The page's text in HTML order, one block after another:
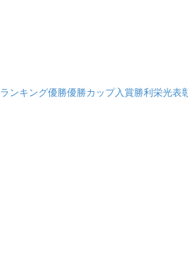
ランキング優勝優勝カップ入賞勝利栄光表